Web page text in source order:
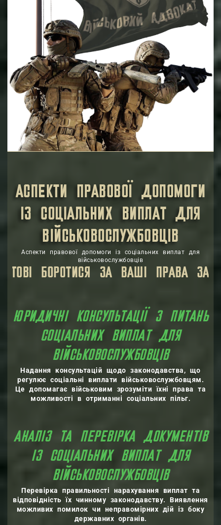
Покращення умов:
Сприяння підвищенню розміру
соціальних виплат відповідно до законодавства, що
допомагає покращити фінансове становище
військовослужбовців та їхніх родин.
Оскарження неправомірних дій:Представництво
інтересів військовослужбовців у судових та інших
інстанціях для оскарження неправомірних рішень та
дій, пов’язаних із соціальними виплатами.
Інформування:Постійне інформування про зміни в
законодавстві та роз’яснення нових норм та правил,
що впливають на соціальні виплати, для
забезпечення актуальності та своєчасності
отримання інформації.
Загалом, мета правової допомоги із соціальних виплат
для військовослужбовців полягає у забезпеченні
АСПЕКТИ ПРАВОВОЇ ДОПОМОГИ
ІЗ СОЦІАЛЬНИХ ВИПЛАТ ДЛЯ
ВІЙСЬКОВОСЛУЖБОВЦІВ
Аспекти правової допомоги із соціальних виплат для
військовослужбовців
ВАШІ ПРАВА ЗАБЕЗПЕЧУЮЧИ
ЮРИДИЧНІ КОНСУЛЬТАЦІЇ З ПИТАНЬ
СОЦІАЛЬНИХ ВИПЛАТ ДЛЯ
ВІЙСЬКОВОСЛУЖБОВЦІВ
Надання консультацій щодо законодавства, що
регулює соціальні виплати військовослужбовцям.
Це допомагає військовим зрозуміти їхні права та
можливості в отриманні соціальних пільг.
АНАЛІЗ ТА ПЕРЕВІРКА ДОКУМЕНТІВ
ІЗ СОЦІАЛЬНИХ ВИПЛАТ ДЛЯ
ВІЙСЬКОВОСЛУЖБОВЦІВ
Перевірка правильності нарахування виплат та
відповідність їх чинному законодавству. Виявлення
можливих помилок чи неправомірних дій із боку
державних органів.